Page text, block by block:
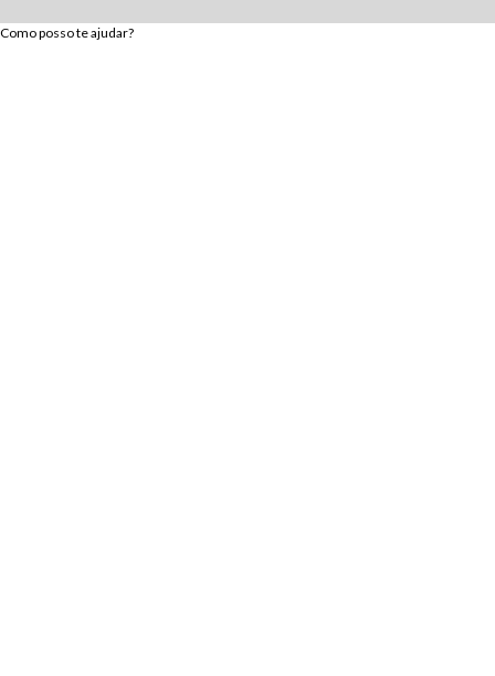
Como posso te ajudar?